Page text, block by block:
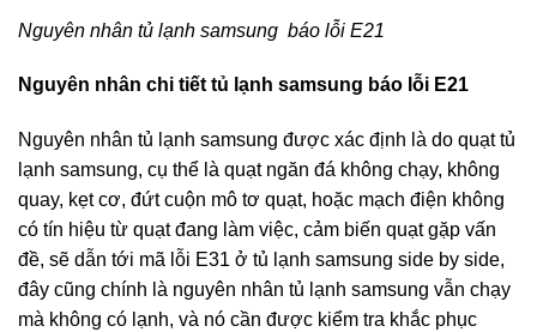
Nguyên nhân tủ lạnh samsung báo lỗi E21
Nguyên nhân chi tiết tủ lạnh samsung báo lỗi E21
Nguyên nhân tủ lạnh samsung được xác định là do quạt tủ
lạnh samsung, cụ thể là quạt ngăn đá không chạy, không
quay, kẹt cơ, đứt cuộn mô tơ quạt, hoặc mạch điện không
có tín hiệu từ quạt đang làm việc, cảm biến quạt gặp vấn
đề, sẽ dẫn tới mã lỗi E31 ở tủ lạnh samsung side by side,
đây cũng chính là nguyên nhân tủ lạnh samsung vẫn chạy
mà không có lạnh, và nó cần được kiểm tra khắc phục